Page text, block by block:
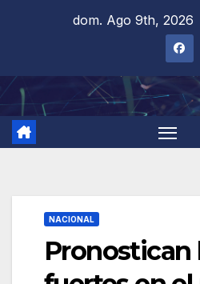
dom. Ago 9th, 2026
NACIONAL
Pronostican